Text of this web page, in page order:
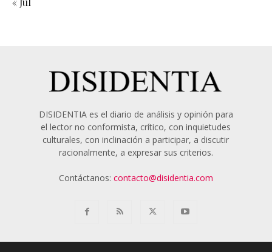
DISIDENTIA es el diario de análisis y opinión para
el lector no conformista, crítico, con inquietudes
culturales, con inclinación a participar, a discutir
racionalmente, a expresar sus criterios.
Contáctanos: contacto@disidentia.com